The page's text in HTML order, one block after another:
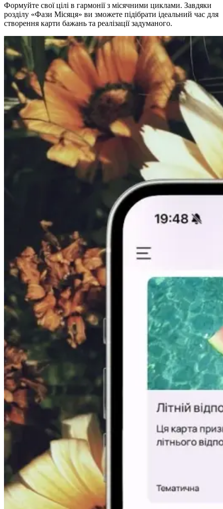
Формуйте свої цілі в гармонії з місячними циклами. Завдяки
розділу «Фази Місяця» ви зможете підібрати ідеальний час для
створення карти бажань та реалізації задуманого.